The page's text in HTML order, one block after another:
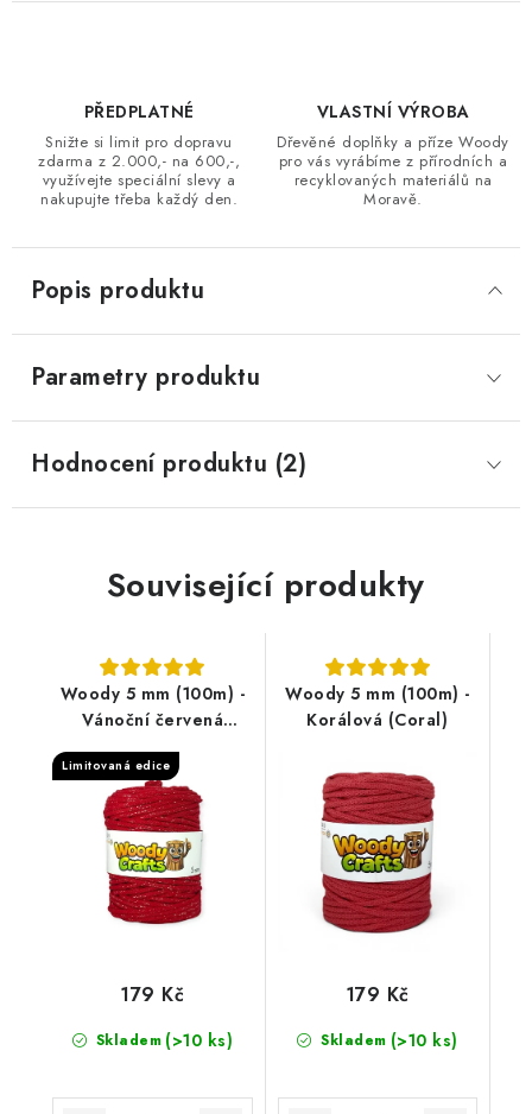
PŘEDPLATNÉ
Snižte si limit pro dopravu
zdarma z 2.000,- na 600,-,
využívejte speciální slevy a
nakupujte třeba každý den.
VLASTNÍ VÝROBA
Dřevěné doplňky a příze Woody
pro vás vyrábíme z přírodních a
recyklovaných materiálů na
Moravě.
Popis produktu
Parametry produktu
Hodnocení produktu (2)
Související produkty
Woody 5 mm (100m) -
Vánoční červená
(Christmas Red)
Limitovaná edice
Skladem (>10 ks)
179 Kč
Woody 5 mm (100m) -
Korálová (Coral)
Skladem (>10 ks)
179 Kč